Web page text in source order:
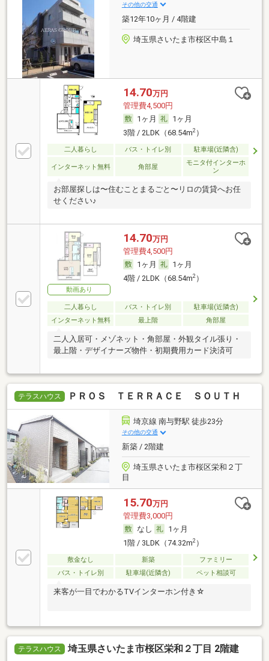
その他の交通
築12年10ヶ月 / 4階建
埼玉県さいたま市桜区中島１
14.70万円
管理費4,500円
1ヶ月
1ヶ月
3階 / 2LDK（68.54m2）
二人暮らし バス・トイレ別 駐車場(近隣含)
インターネット無料 角部屋
モニタ付インターホ
ン
お部屋探しは〜住むことまるごと〜リロの賃貸へお任
せください♪
動画あり
14.70万円
管理費4,500円
1ヶ月
1ヶ月
4階 / 2LDK（68.54m2）
二人暮らし バス・トイレ別
駐車場(近隣含)
インターネット無料
最上階 角部屋
二人入居可・メゾネット・角部屋・外観タイル張り・
最上階・デザイナーズ物件・初期費用カード決済可
テラスハウス ＰＲＯＳ ＴＥＲＲＡＣＥ ＳＯＵＴＨ
埼京線 南与野駅 徒歩23分
その他の交通
新築 / 2階建
埼玉県さいたま市桜区栄和２丁
目
15.70万円
管理費3,000円
なし
1ヶ月
1階 / 3LDK（74.32m2）
敷金なし 新築
ファミリー
バス・トイレ別
駐車場(近隣含) ペット相談可
来客が一目でわかるTVインターホン付き☆
テラスハウス 埼玉県さいたま市桜区栄和２丁目 2階建